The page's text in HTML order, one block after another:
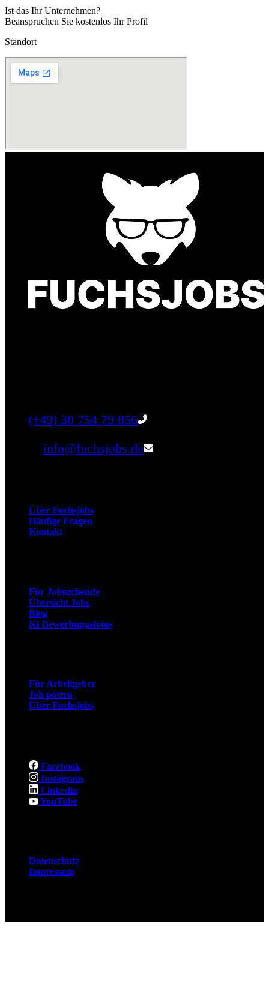
Ist das Ihr Unternehmen?
Beanspruchen Sie kostenlos Ihr Profil
Standort
(+49) 30 754 79 856
info@fuchsjobs.de
Über Fuchsjobs
Häufige Fragen
Kontakt
Für Jobsuchende
Übersicht Jobs
Blog
KI Bewerbungsfotos
Für Arbeitgeber
Job posten
Über Fuchsjobs
Facebook
Instagram
Linkedin
YouTube
Datenschutz
Impressum